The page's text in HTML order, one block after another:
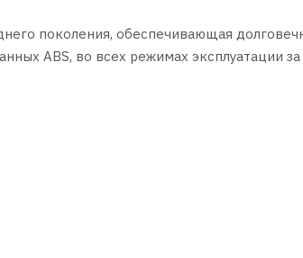
поколения, обеспечивающая
ABS, во всех режимах эксплуатации за